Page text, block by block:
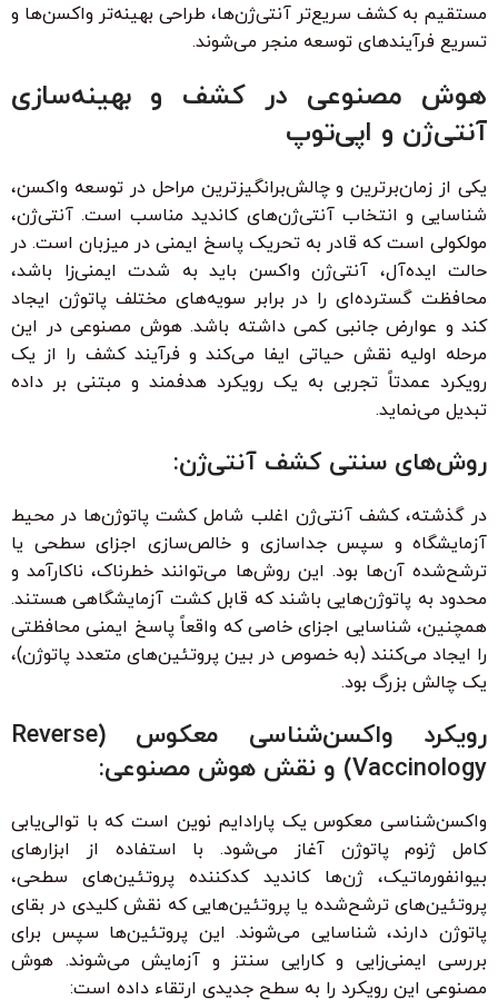
مستقیم به کشف سریع‌تر آنتی‌ژن‌ها، طراحی بهینه‌تر واکسن‌ها و
تسریع فرآیندهای توسعه منجر می‌شوند.
هوش مصنوعی در کشف و بهینه‌سازی
آنتی‌ژن و اپی‌توپ
یکی از زمان‌برترین و چالش‌برانگیزترین مراحل در توسعه واکسن،
شناسایی و انتخاب آنتی‌ژن‌های کاندید مناسب است. آنتی‌ژن،
مولکولی است که قادر به تحریک پاسخ ایمنی در میزبان است. در
حالت ایده‌آل، آنتی‌ژن واکسن باید به شدت ایمنی‌زا باشد،
محافظت گسترده‌ای را در برابر سویه‌های مختلف پاتوژن ایجاد
کند و عوارض جانبی کمی داشته باشد. هوش مصنوعی در این
مرحله اولیه نقش حیاتی ایفا می‌کند و فرآیند کشف را از یک
رویکرد عمدتاً تجربی به یک رویکرد هدفمند و مبتنی بر داده
تبدیل می‌نماید.
روش‌های سنتی کشف آنتی‌ژن:
در گذشته، کشف آنتی‌ژن اغلب شامل کشت پاتوژن‌ها در محیط
آزمایشگاه و سپس جداسازی و خالص‌سازی اجزای سطحی یا
ترشح‌شده آن‌ها بود. این روش‌ها می‌توانند خطرناک، ناکارآمد و
محدود به پاتوژن‌هایی باشند که قابل کشت آزمایشگاهی هستند.
همچنین، شناسایی اجزای خاصی که واقعاً پاسخ ایمنی محافظتی
را ایجاد می‌کنند (به خصوص در بین پروتئین‌های متعدد پاتوژن)،
یک چالش بزرگ بود.
رویکرد واکسن‌شناسی معکوس (Reverse
Vaccinology) و نقش هوش مصنوعی:
واکسن‌شناسی معکوس یک پارادایم نوین است که با توالی‌یابی
کامل ژنوم پاتوژن آغاز می‌شود. با استفاده از ابزارهای
بیوانفورماتیک، ژن‌ها کاندید کدکننده پروتئین‌های سطحی،
پروتئین‌های ترشح‌شده یا پروتئین‌هایی که نقش کلیدی در بقای
پاتوژن دارند، شناسایی می‌شوند. این پروتئین‌ها سپس برای
بررسی ایمنی‌زایی و کارایی سنتز و آزمایش می‌شوند. هوش
مصنوعی این رویکرد را به سطح جدیدی ارتقاء داده است: